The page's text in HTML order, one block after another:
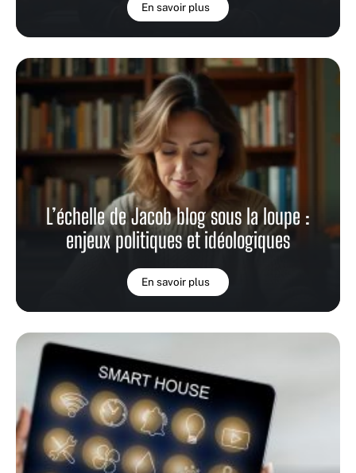
En savoir plus
L’échelle de Jacob blog sous la loupe :
enjeux politiques et idéologiques
En savoir plus